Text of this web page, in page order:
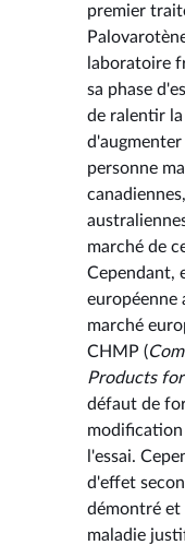
premier
laboratoire
sa phase
de ralentir
d'augmenter
personne
marché de
Cependant,
européenne
marché
CHMP (
Products
défaut de
l'essai.
d'effet
démontré et
maladie